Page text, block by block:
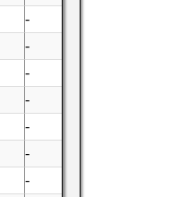
-
-
-
-
-
-
-